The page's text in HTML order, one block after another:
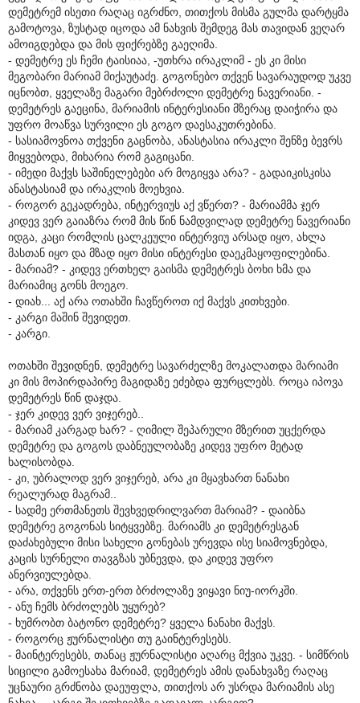
დემეტრემ ისეთი რაღაც იგრძნო, თითქოს მისმა გულმა დარტყმა
გამოტოვა, ზუსტად იცოდა ამ ნახვის შემდეგ მას თავიდან ვეღარ
ამოიგდებდა და მის ფიქრებზე გაეღიმა.
- დემეტრე ეს ჩემი ტაისიაა, -უთხრა ირაკლიმ - ეს კი მისი
მეგობარი მარიამ მიქაუტაძე. გოგონებო თქვენ სავარაუდოდ უკვე
იცნობთ, ყველაზე მაგარი მებრძოლი დემეტრე ნავერიანი. -
დემეტრეს გაეცინა, მარიამის ინტერესიანი მზერაც დაიჭირა და
უფრო მოაწვა სურვილი ეს გოგო დაესაკუთრებინა.
- სასიამოვნოა თქვენი გაცნობა, ანასტასია ირაკლი შენზე ბევრს
მიყვებოდა, მიხარია რომ გაგიცანი.
- იმედი მაქვს საშინელებები არ მოგიყვა არა? - გადაიკისკისა
ანასტასიამ და ირაკლის მოეხვია.
- როგორ გეკადრება, ინტერვიუს აქ ვწერთ? - მარიამმა ჯერ
კიდევ ვერ გაიაზრა რომ მის წინ ნამდვილად დემეტრე ნავერიანი
იდგა, კაცი რომლის ცალკეული ინტერვიუ არსად იყო, ახლა
მასთან იყო და მზად იყო მისი ინტერესი დაეკმაყოფილებინა.
- მარიამ? - კიდევ ერთხელ გაისმა დემეტრეს ბოხი ხმა და
მარიამიც გონს მოეგო.
- დიახ... აქ არა ოთახში ჩავწეროთ იქ მაქვს კითხვები.
- კარგი მაშინ შევიდეთ.
- კარგი.
ოთახში შევიდნენ, დემეტრე სავარძელზე მოკალათდა მარიამი
კი მის მოპირდაპირე მაგიდაზე ეძებდა ფურცლებს. როცა იპოვა
დემეტრეს წინ დაჯდა.
- ჯერ კიდევ ვერ ვიჯერებ..
- მარიამ კარგად ხარ? - ღიმილ შეპარული მზერით უცქერდა
დემეტრე და გოგოს დაბნეულობაზე კიდევ უფრო მეტად
ხალისობდა.
- კი, უბრალოდ ვერ ვიჯერებ, არა კი მყავხართ ნანახი
რეალურად მაგრამ..
- სადმე ერთმანეთს შევხვედრილვართ მარიამ? - დაიბნა
დემეტრე გოგონას სიტყვებზე. მარიამს კი დემეტრესგან
დაძახებული მისი სახელი გონებას ურევდა ისე სიამოვნებდა,
კაცის სურნელი თავგზას უბნევდა, და კიდევ უფრო
ანერვიულებდა.
- არა, თქვენს ერთ-ერთ ბრძოლაზე ვიყავი ნიუ-იორკში.
- ანუ ჩემს ბრძოლებს უყურებ?
- ხუმრობთ ბატონო დემეტრე? ყველა ნანახი მაქვს.
- როგორც ჟურნალისტი თუ გაინტერესებს.
- მაინტერესებს, თანაც ჟურნალისტი აღარც მქვია უკვე. - სიმწრის
სიცილი გამოესახა მარიამ, დემეტრეს ამის დანახვაზე რაღაც
უცნაური გრძნობა დაეუფლა, თითქოს არ უსრდა მარიამის ასე